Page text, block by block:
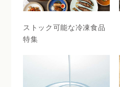
ストック可能な冷凍食品
特集